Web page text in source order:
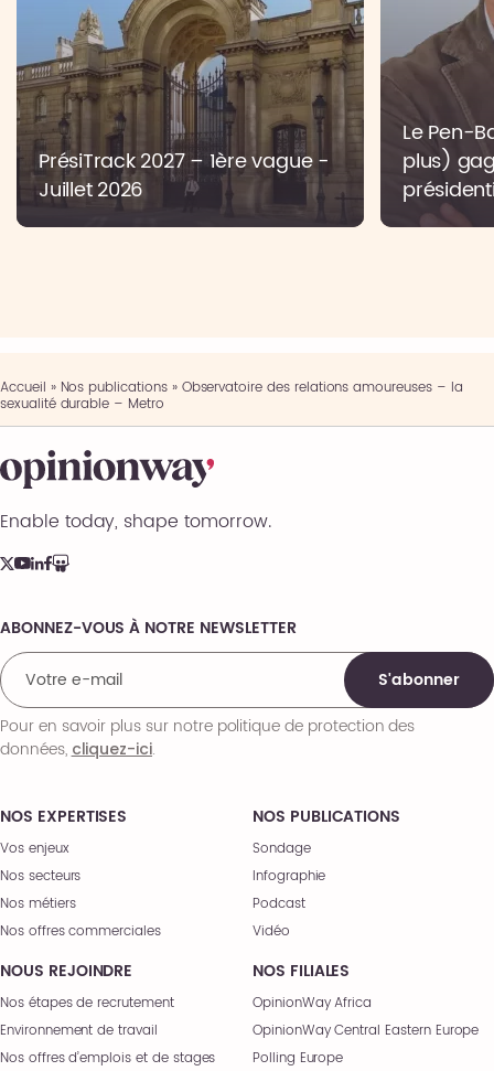
PrésiTrack 2027 – 1ère vague -
Juillet 2026
Le Pen-
plus)
Accueil » Nos publications» Observatoire des relations amoureuses – la
sexualité durable – Metro
Enable today, shape tomorrow.
NOS EXPERTISES
Vos enjeux
Nos secteurs
Nos métiers
Nos offres commerciales
NOS PUBLICATIONS
Sondage
Infographie
Podcast
Vidéo
NOUS REJOINDRE
Nos étapes de recrutement
Environnement de travail
Nos offres d’emplois et de stages
NOS FILIALES
OpinionWay Africa
OpinionWay Central Eastern Europe
Polling Europe
Comments
ABONNEZ-VOUS À NOTRE NEWSLETTER
S'abonner
Pour en savoir plus sur notre politique de protection des
données,cliquez-ici.